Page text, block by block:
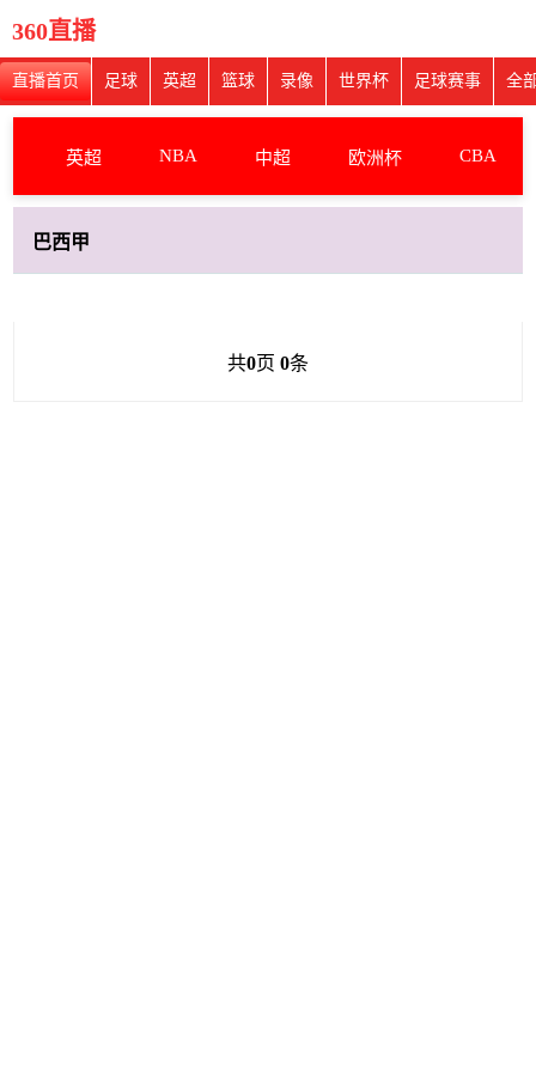
360直播
直播首页 足球 英超 篮球 录像 世界杯 足球赛事 全
英超 NBA 中超 欧洲杯 CBA
巴西甲
共0页 0条